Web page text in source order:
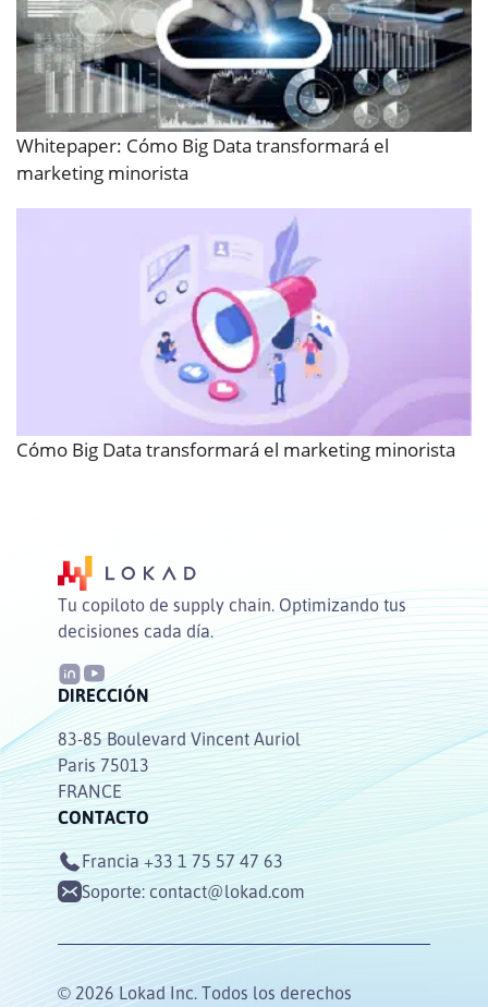
Whitepaper: Cómo Big Data transformará el
marketing minorista
Cómo Big Data transformará el marketing minorista
Tu copiloto de supply chain. Optimizando tus
decisiones cada día.
DIRECCIÓN
83-85 Boulevard Vincent Auriol
Paris 75013
FRANCE
CONTACTO
Francia +33 1 75 57 47 63
Soporte:contact@lokad.com
© 2026 Lokad Inc. Todos los derechos